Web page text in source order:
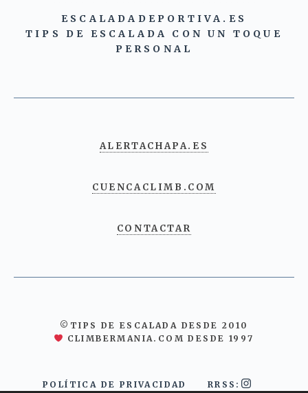
ESCALADADEPORTIVA.ES
TIPS DE ESCALADA CON UN TOQUE
PERSONAL
ALERTACHAPA.ES
CUENCACLIMB.COM
CONTACTAR
©TIPS DE ESCALADA DESDE 2010
CLIMBERMANIA.COM DESDE 1997
POLÍTICA DE PRIVACIDAD RRSS: